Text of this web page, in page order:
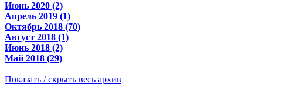
Июнь 2020 (2)
Апрель 2019 (1)
Октябрь 2018 (70)
Август 2018 (1)
Июнь 2018 (2)
Май 2018 (29)
Показать / скрыть весь архив